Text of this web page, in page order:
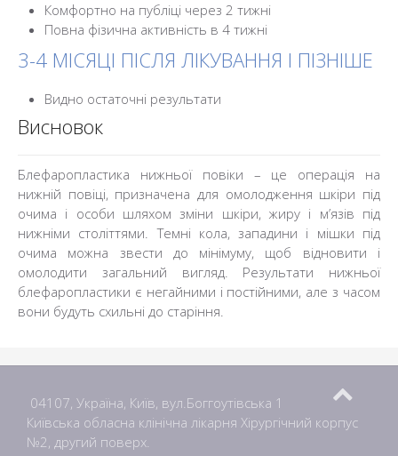
Комфортно на публіці через 2 тижні
Повна фізична активність в 4 тижні
3-4 МІСЯЦІ ПІСЛЯ ЛІКУВАННЯ І ПІЗНІШЕ
Видно остаточні результати
Висновок
Блефаропластика нижньої повіки – це операція на
нижній повіці, призначена для омолодження шкіри під
очима і особи шляхом зміни шкіри, жиру і м’язів під
нижніми століттями. Темні кола, западини і мішки під
очима можна звести до мінімуму, щоб відновити і
омолодити загальний вигляд. Результати нижньої
блефаропластики є негайними і постійними, але з часом
вони будуть схильні до старіння.
04107, Україна, Київ, вул.Боггоутівська 1
Київська обласна клінічна лікарня Хірургічний корпус
№2, другий поверх.